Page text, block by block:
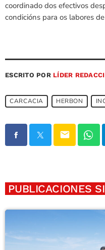
coordinado dos efectivos
condicións para os labores
ESCRITO POR LÍDER
CARCACIA HERBON
email
PUBLICACIONES